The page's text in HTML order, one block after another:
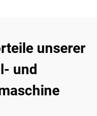
unserer
und